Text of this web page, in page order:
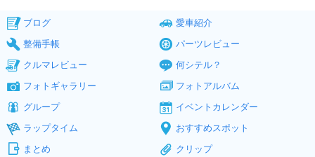
ブログ
愛車紹介
整備手帳
パーツレビュー
クルマレビュー
何シテル？
フォトギャラリー
フォトアルバム
グループ
イベントカレンダー
ラップタイム
おすすめスポット
まとめ
クリップ